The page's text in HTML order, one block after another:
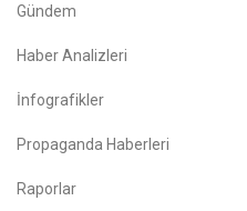
Gündem
Haber Analizleri
İnfografikler
Propaganda Haberleri
Raporlar